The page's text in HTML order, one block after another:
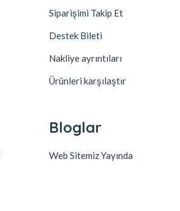
Siparişimi Takip Et
Destek Bileti
Nakliye ayrıntıları
Ürünleri karşılaştır
Bloglar
Web Sitemiz Yayında